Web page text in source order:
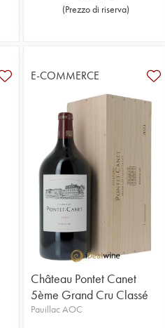
(Prezzo di riserva)
E-COMMERCE
Château Pontet Canet
5ème Grand Cru Classé
Pauillac AOC